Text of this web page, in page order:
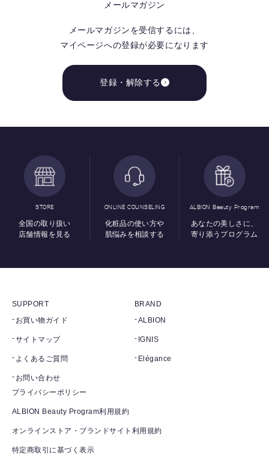
メールマガジン
メールマガジンを受信するには、
マイページへの登録が必要になります
登録・解除する
STORE
全国の取り扱い
店舗情報を見る
ONLINE COUNSELING
化粧品の使い方や
肌悩みを相談する
ALBION Beauty Program
あなたの美しさに、
寄り添うプログラム
SUPPORT
お買い物ガイド
サイトマップ
よくあるご質問
お問い合わせ
BRAND
ALBION
IGNIS
Elégance
プライバシーポリシー
ALBION Beauty Program利用規約
オンラインストア・ブランドサイト利用規約
特定商取引に基づく表示